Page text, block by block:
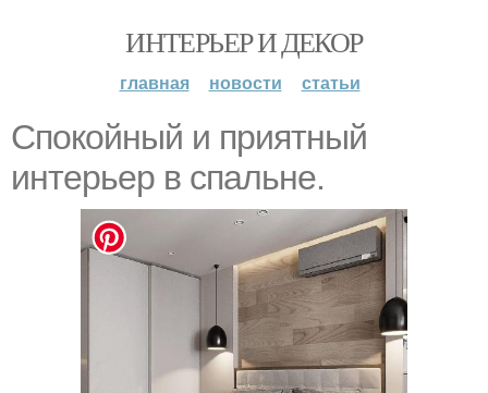
ИНТЕРЬЕР И ДЕКОР
главная новости статьи
Спокойный и приятный
интерьер в спальне.